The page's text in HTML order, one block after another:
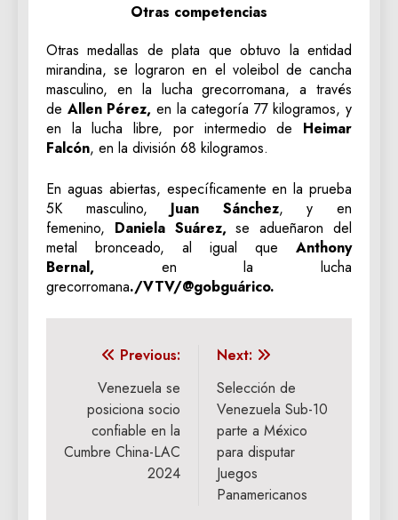
Otras competencias
Otras medallas de plata que obtuvo la entidad
mirandina, se lograron en el voleibol de cancha
masculino, en la lucha grecorromana, a través
de Allen Pérez, en la categoría 77 kilogramos, y
en la lucha libre, por intermedio de Heimar
Falcón, en la división 68 kilogramos.
En aguas abiertas, específicamente en la prueba
5K masculino, Juan Sánchez, y en
femenino, Daniela Suárez,se adueñaron del
metal bronceado, al igual que Anthony
Bernal, en la lucha
grecorromana./VTV/@gobguárico.
Navegación
entradas
Previous:
Venezuela se
posiciona socio
confiable en la
Cumbre China-LAC
2024
Next:
Selección de
Venezuela Sub-10
parte a México
para disputar
Juegos
Panamericanos